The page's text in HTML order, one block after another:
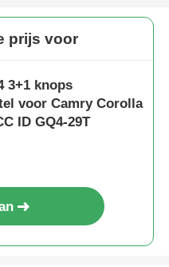
prijs voor
3+1 knops
voor Camry Corolla
ID GQ4-29T